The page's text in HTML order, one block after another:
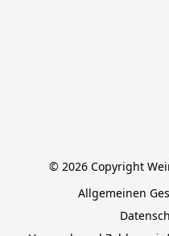
© 2026 Copyright
Allgemeinen